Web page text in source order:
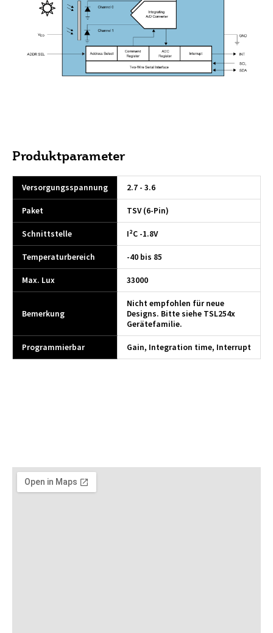
Produktparameter
Versorgungsspannung
2.7 - 3.6
Paket
TSV (6-Pin)
Schnittstelle
I²C -1.8V
Temperaturbereich
-40 bis 85
Max. Lux
33000
Bemerkung
Nicht empfohlen für neue
Designs. Bitte siehe TSL254x
Gerätefamilie.
Programmierbar
Gain, Integration time, Interrupt